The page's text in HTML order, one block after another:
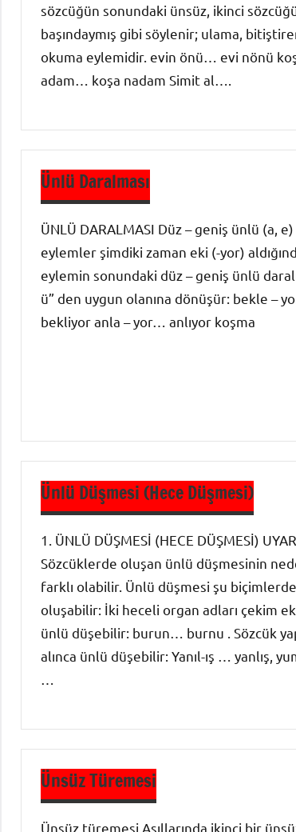
sözcüğün sonundaki ünsüz, ikinci
başındaymış gibi söylenir; ulama,
okuma eylemidir. evin önü… evi nönü
adam… koşa nadam Simit al….
Türkçenin
Ses
Özellikleri
Ünlü Daralması
ÜNLÜ DARALMASI Düz – geniş ünlü (a,
eylemler şimdiki zaman eki (-yor)
eylemin sonundaki düz – geniş ünlü
ü” den uygun olanına dönüşür: bekle –
bekliyor anla – yor… anlıyor koşma
Ünlü Düşmesi (Hece Düşmesi)
1. ÜNLÜ DÜŞMESİ (HECE DÜŞMESİ)
Sözcüklerde oluşan ünlü düşmesinin
farklı olabilir. Ünlü düşmesi şu biçimlerde
oluşabilir: İki heceli organ adları çekim
ünlü düşebilir: burun… burnu . Sözcük
alınca ünlü düşebilir: Yanıl-ış … yanlış,
Türkçenin
Ses
Özellikleri
Ünsüz Türemesi
Ünsüz türemesi Asıllarında ikinci bir